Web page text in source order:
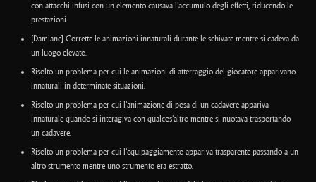
con attacchi infusi con un elemento causava l’accumulo degli effetti, riducendo le
prestazioni.
[Damiane] Corrette le animazioni innaturali durante le schivate mentre si cadeva da
un luogo elevato.
Risolto un problema per cui le animazioni di atterraggio del giocatore apparivano
innaturali in determinate situazioni.
Risolto un problema per cui l’animazione di posa di un cadavere appariva
innaturale quando si interagiva con qualcos’altro mentre si nuotava trasportando
un cadavere.
Risolto un problema per cui l’equipaggiamento appariva trasparente passando a un
altro strumento mentre uno strumento era estratto.